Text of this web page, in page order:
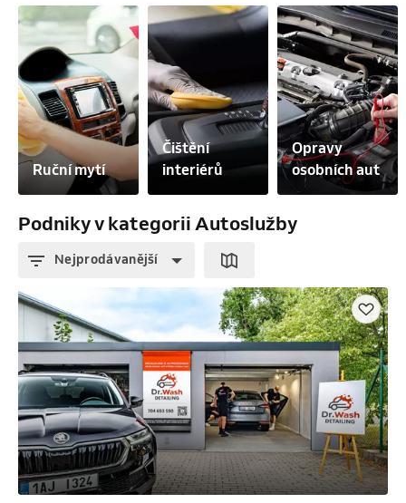
Ruční mytí
Čištění
interiérů
Opravy
osobních aut
Podniky v kategorii Autoslužby
Nejprodávanější